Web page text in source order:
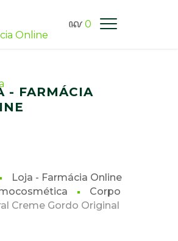
0
ONLINE LISBOA
- FARMÁCIA
Loja - Farmácia Online
Corpo
Creme Gordo Original